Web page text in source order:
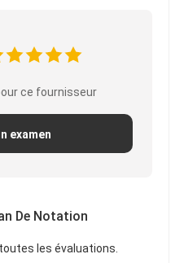
d'emballage
papier d'aluminium
ce fournisseur
examen
De Notation
les évaluations.